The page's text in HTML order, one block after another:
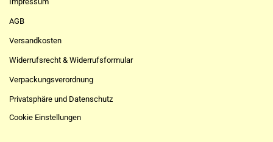
AGB
Versandkosten
Widerrufsrecht & Widerrufsformular
Verpackungsverordnung
Privatsphäre und Datenschutz
Cookie Einstellungen